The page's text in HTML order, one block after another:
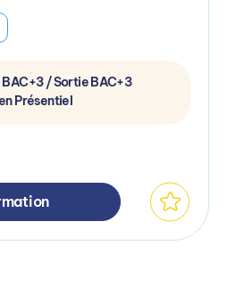
/ Sortie BAC+3
Présentiel